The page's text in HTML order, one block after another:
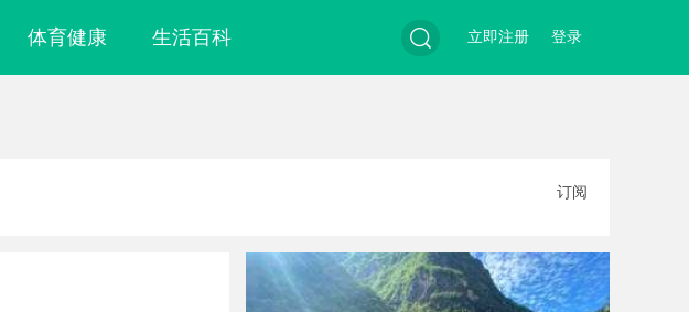
体育健康 生活百科
索
登录
立即注册
订阅